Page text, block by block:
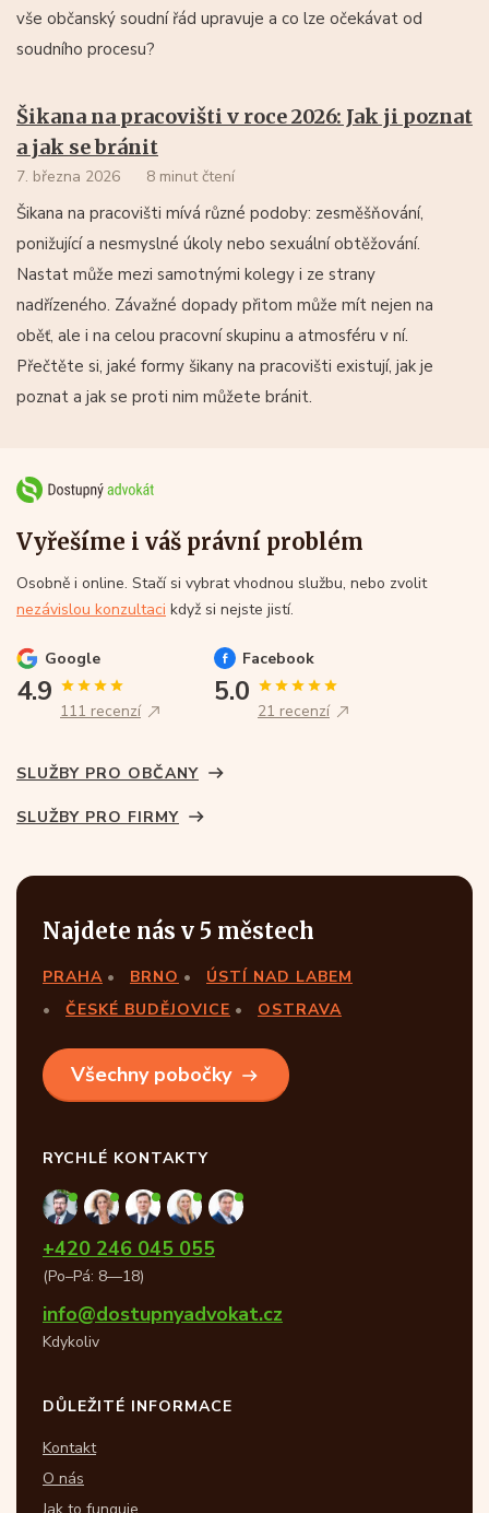
vše občanský soudní řád upravuje a co lze očekávat od
soudního procesu?
Šikana na pracovišti v roce 2026: Jak ji poznat
a jak se bránit
7. března 2026 8 minut čtení
Šikana na pracovišti mívá různé podoby: zesměšňování,
ponižující a nesmyslné úkoly nebo sexuální obtěžování.
Nastat může mezi samotnými kolegy i ze strany
nadřízeného. Závažné dopady přitom může mít nejen na
oběť, ale i na celou pracovní skupinu a atmosféru v ní.
Přečtěte si, jaké formy šikany na pracovišti existují, jak je
poznat a jak se proti nim můžete bránit.
Vyřešíme i váš právní problém
Osobně i online. Stačí si vybrat vhodnou službu, nebo zvolit
nezávislou konzultaci když si nejste jistí.
Google
4.9
111 recenzí
Facebook
5.0
21 recenzí
SLUŽBY PRO OBČANY
SLUŽBY PRO FIRMY
Najdete nás v 5 městech
PRAHA BRNO
ÚSTÍ NAD LABEM
ČESKÉ BUDĚJOVICE
OSTRAVA
Všechny pobočky
RYCHLÉ KONTAKTY
+420 246 045 055
(Po–Pá: 8—18)
info@dostupnyadvokat.cz
Kdykoliv
DŮLEŽITÉ INFORMACE
Kontakt
O nás
Jak to funguje